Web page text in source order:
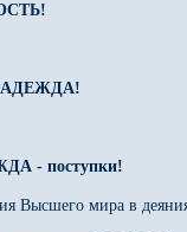
НАДЕЖДА!
- поступки!
Высшего мира в